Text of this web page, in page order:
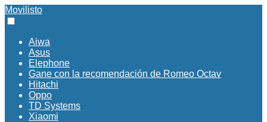
Movilisto
Aiwa
Asus
Elephone
Gane con la recomendación de Romeo Octav
Hitachi
Oppo
TD Systems
Xiaomi